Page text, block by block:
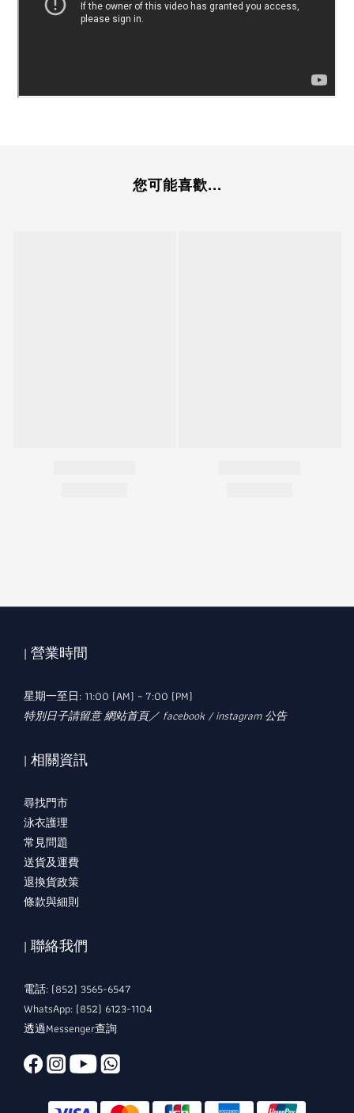
您可能喜歡...
| 營業時間
星期一至日: 11:00 (AM) ~ 7:00 (PM)
特別日子請留意 網站首頁／ facebook / instagram 公告
| 相關資訊
尋找門市
泳衣護理
常見問題
送貨及運費
退換貨政策
條款與細則
| 聯絡我們
電話: (852) 3565-6547
WhatsApp: (852) 6123-1104
透過Messenger查詢